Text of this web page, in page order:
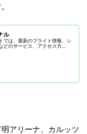
ル
では、最新のフライト情報、シ
どのサービス、アクセス方...
アリーナ、カルッツ